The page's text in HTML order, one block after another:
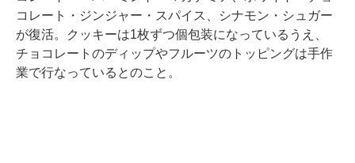
コレート・ジンジャー・スパイス、シナモン・シュガー
が復活。クッキーは1枚ずつ個包装になっているうえ、
チョコレートのディップやフルーツのトッピングは手作
業で行なっているとのこと。